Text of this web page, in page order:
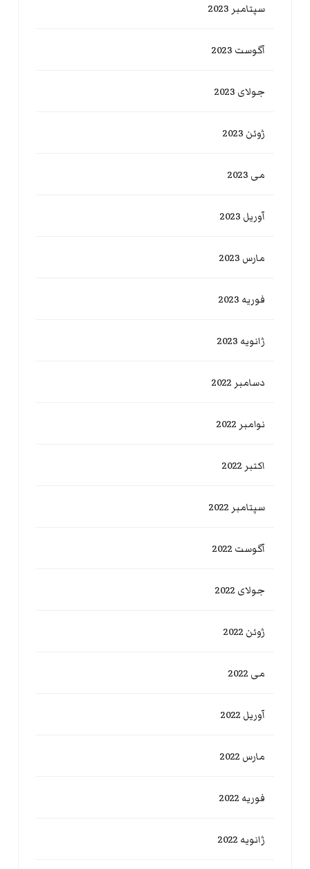
سپتامبر 2023
آگوست 2023
جولای 2023
ژوئن 2023
می 2023
آوریل 2023
مارس 2023
فوریه 2023
ژانویه 2023
دسامبر 2022
نوامبر 2022
اکتبر 2022
سپتامبر 2022
آگوست 2022
جولای 2022
ژوئن 2022
می 2022
آوریل 2022
مارس 2022
فوریه 2022
ژانویه 2022